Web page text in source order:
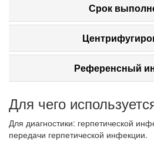
Срок
Референсный
Для чего
Для диагностики: герпетической
передачи герпетической инфекции.